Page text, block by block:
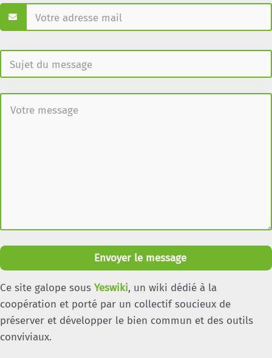
Envoyer le message
Ce site galope sous Yeswiki, un wiki dédié à la
coopération et porté par un collectif soucieux de
préserver et développer le bien commun et des outils
conviviaux.